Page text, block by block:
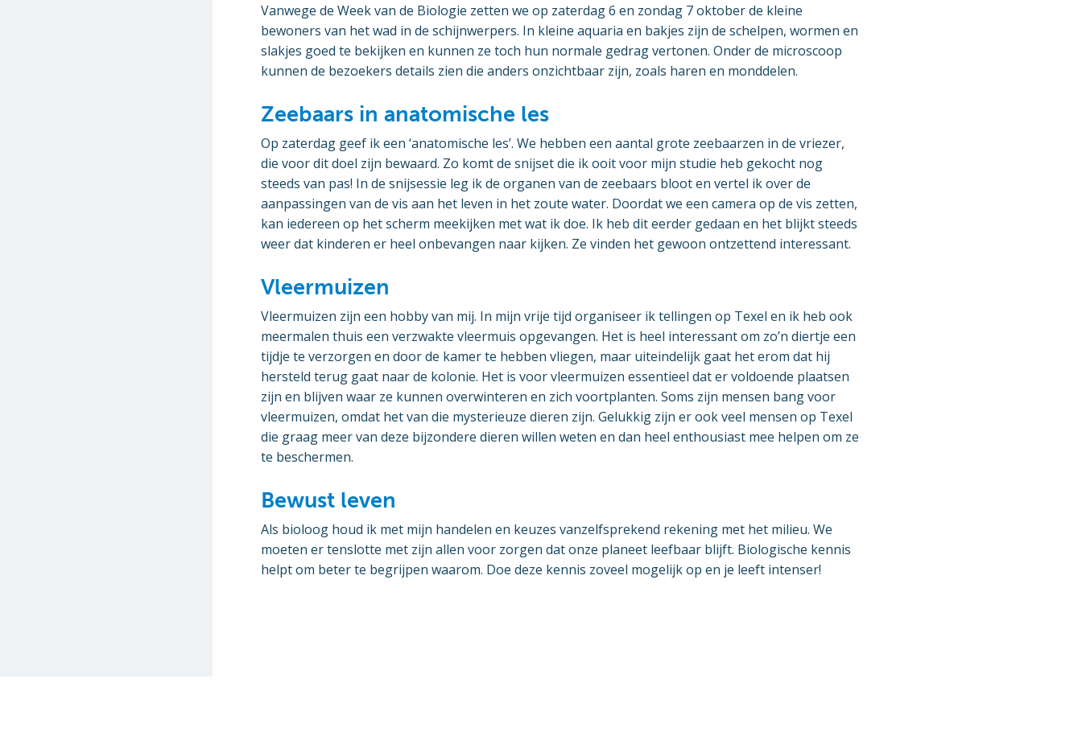
Vanwege de Week van de Biologie zetten we op zaterdag 6 en zondag 7 oktober de kleine
bewoners van het wad in de schijnwerpers. In kleine aquaria en bakjes zijn de schelpen, wormen en
slakjes goed te bekijken en kunnen ze toch hun normale gedrag vertonen. Onder de microscoop
kunnen de bezoekers details zien die anders onzichtbaar zijn, zoals haren en monddelen.
Zeebaars in anatomische les
Op zaterdag geef ik een ‘anatomische les’. We hebben een aantal grote zeebaarzen in de vriezer,
die voor dit doel zijn bewaard. Zo komt de snijset die ik ooit voor mijn studie heb gekocht nog
steeds van pas! In de snijsessie leg ik de organen van de zeebaars bloot en vertel ik over de
aanpassingen van de vis aan het leven in het zoute water. Doordat we een camera op de vis zetten,
kan iedereen op het scherm meekijken met wat ik doe. Ik heb dit eerder gedaan en het blijkt steeds
weer dat kinderen er heel onbevangen naar kijken. Ze vinden het gewoon ontzettend interessant.
Vleermuizen
Vleermuizen zijn een hobby van mij. In mijn vrije tijd organiseer ik tellingen op Texel en ik heb ook
meermalen thuis een verzwakte vleermuis opgevangen. Het is heel interessant om zo’n diertje een
tijdje te verzorgen en door de kamer te hebben vliegen, maar uiteindelijk gaat het erom dat hij
hersteld terug gaat naar de kolonie. Het is voor vleermuizen essentieel dat er voldoende plaatsen
zijn en blijven waar ze kunnen overwinteren en zich voortplanten. Soms zijn mensen bang voor
vleermuizen, omdat het van die mysterieuze dieren zijn. Gelukkig zijn er ook veel mensen op Texel
die graag meer van deze bijzondere dieren willen weten en dan heel enthousiast mee helpen om ze
te beschermen.
Bewust leven
Als bioloog houd ik met mijn handelen en keuzes vanzelfsprekend rekening met het milieu. We
moeten er tenslotte met zijn allen voor zorgen dat onze planeet leefbaar blijft. Biologische kennis
helpt om beter te begrijpen waarom. Doe deze kennis zoveel mogelijk op en je leeft intenser!